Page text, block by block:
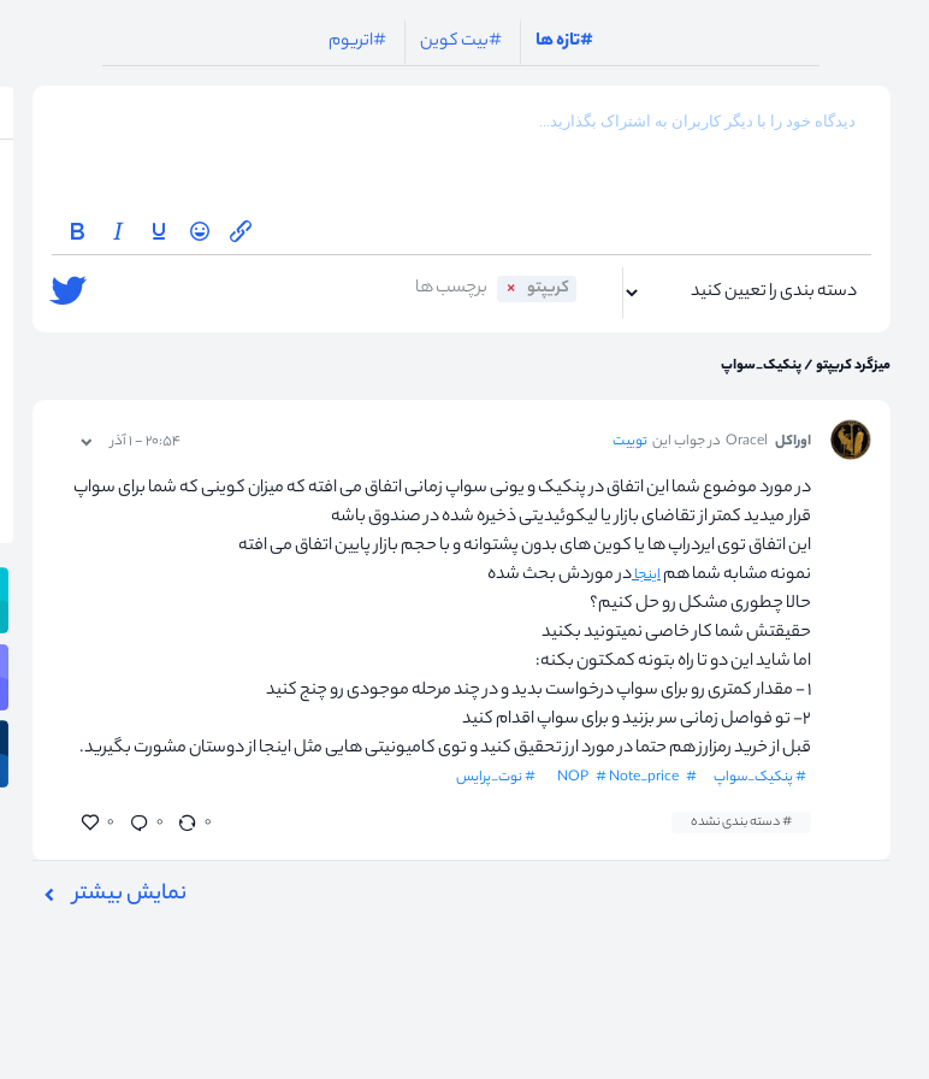
#تازه ها #بیت کوین #اتریوم
کریپتو
میزگرد کریپتو/پنکیک_سواپ
اوراکل Oracel در جواب این توییت ۲۰:۵۴ - ۱ آذر
در مورد موضوع شما این اتفاق در پنکیک و یونی سواپ زمانی اتفاق می افته که میزان کوینی که شما برای سواپ
قرار میدید کمتر از تقاضای بازار یا لیکوئیدیتی ذخیره شده در صندوق باشه
این اتفاق توی ایردراپ ها یا کوین های بدون پشتوانه و با حجم بازار پایین اتفاق می افته
نمونه مشابه شما هماینجادر موردش بحث شده
حالا چطوری مشکل رو حل کنیم؟
حقیقتش شما کار خاصی نمیتونید بکنید
اما شاید این دو تا راه بتونه کمکتون بکنه:
۱ - مقدار کمتری رو برای سواپ درخواست بدید و در چند مرحله موجودی رو چنج کنید
۲- تو فواصل زمانی سر بزنید و برای سواپ اقدام کنید
قبل از خرید رمزارز هم حتما در مورد ارز تحقیق کنید و توی کامیونیتی هایی مثل اینجا از دوستان مشورت بگیرید.
# پنکیک_سواپ # NOP
# Note_price # نوت_پرایس
# دسته بندی نشده ۰ ۰ ۰
نمایش بیشتر